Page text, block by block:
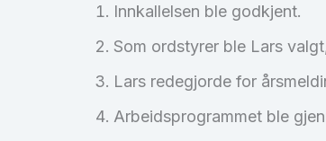
Innkallelsen ble godkjent.
Som ordstyrer ble Lars
Lars redegjorde for
Arbeidsprogrammet ble